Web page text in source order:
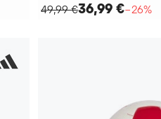
49,99 €36,99 €−26%